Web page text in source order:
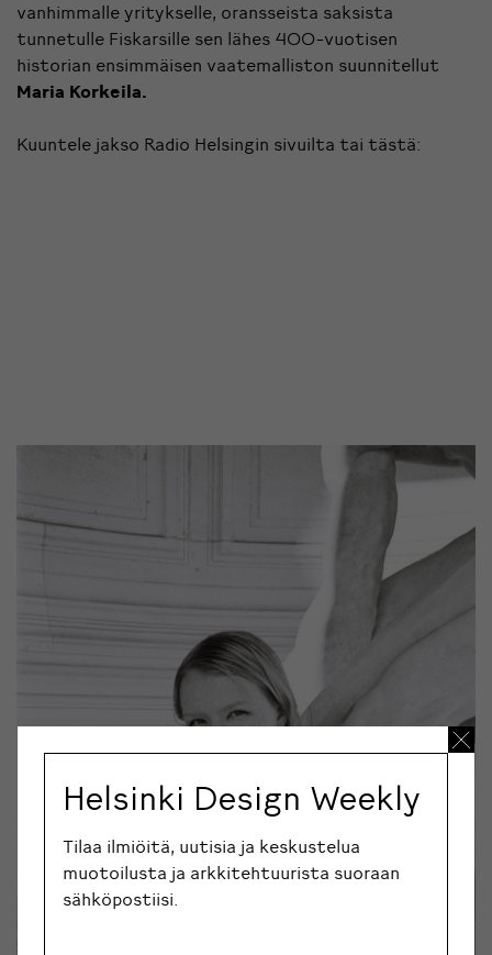
vanhimmalle yritykselle, oransseista saksista
tunnetulle Fiskarsille sen lähes 400-vuotisen
historian ensimmäisen vaatemalliston suunnitellut
Maria Korkeila.
Kuuntele jakso Radio Helsingin sivuilta tai tästä:
Helsinki Design Weekly
Tilaa ilmiöitä, uutisia ja keskustelua
muotoilusta ja arkkitehtuurista suoraan
sähköpostiisi.